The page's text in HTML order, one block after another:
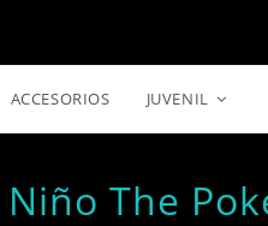
ACCESORIOS JUVENIL
The